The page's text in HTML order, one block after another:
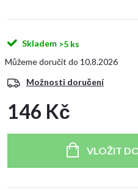
Skladem >5 ks
10.8.2026
Možnosti doručení
146 Kč
VLOŽIT